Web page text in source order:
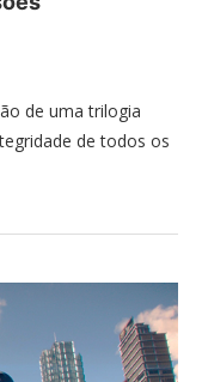
de uma trilogia
de todos os